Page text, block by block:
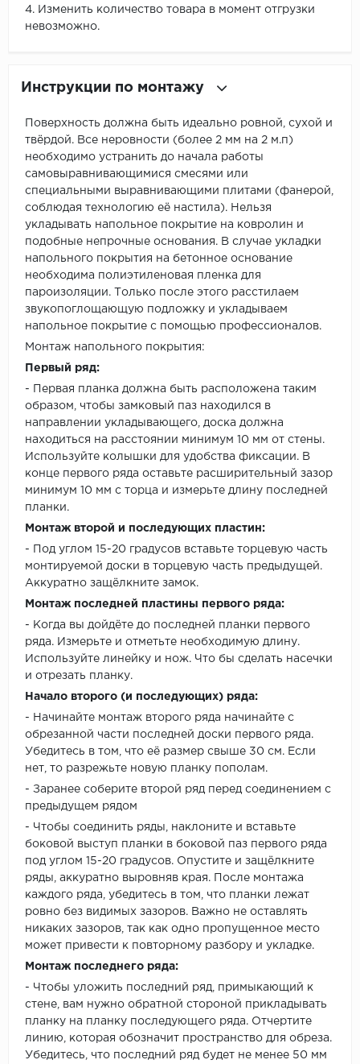
4. Изменить количество товара в момент отгрузки
невозможно.
Инструкции по монтажу
Поверхность должна быть идеально ровной, сухой и
твёрдой. Все неровности (более 2 мм на 2 м.п)
необходимо устранить до начала работы
самовыравнивающимися смесями или
специальными выравнивающими плитами (фанерой,
соблюдая технологию её настила). Нельзя
укладывать напольное покрытие на ковролин и
подобные непрочные основания. В случае укладки
напольного покрытия на бетонное основание
необходима полиэтиленовая пленка для
пароизоляции. Только после этого расстилаем
звукопоглощающую подложку и укладываем
напольное покрытие с помощью профессионалов.
Монтаж напольного покрытия:
Первый ряд:
- Первая планка должна быть расположена таким
образом, чтобы замковый паз находился в
направлении укладывающего, доска должна
находиться на расстоянии минимум 10 мм от стены.
Используйте колышки для удобства фиксации. В
конце первого ряда оставьте расширительный зазор
минимум 10 мм с торца и измерьте длину последней
планки.
Монтаж второй и последующих пластин:
- Под углом 15-20 градусов вставьте торцевую часть
монтируемой доски в торцевую часть предыдущей.
Аккуратно защёлкните замок.
Монтаж последней пластины первого ряда:
- Когда вы дойдёте до последней планки первого
ряда. Измерьте и отметьте необходимую длину.
Используйте линейку и нож. Что бы сделать насечки
и отрезать планку.
Начало второго (и последующих) ряда:
- Начинайте монтаж второго ряда начинайте с
обрезанной части последней доски первого ряда.
Убедитесь в том, что её размер свыше 30 см. Если
нет, то разрежьте новую планку пополам.
- Заранее соберите второй ряд перед соединением с
предыдущем рядом
- Чтобы соединить ряды, наклоните и вставьте
боковой выступ планки в боковой паз первого ряда
под углом 15-20 градусов. Опустите и защёлкните
ряды, аккуратно выровняв края. После монтажа
каждого ряда, убедитесь в том, что планки лежат
ровно без видимых зазоров. Важно не оставлять
никаких зазоров, так как одно пропущенное место
может привести к повторному разбору и укладке.
Монтаж последнего ряда:
- Чтобы уложить последний ряд, примыкающий к
стене, вам нужно обратной стороной прикладывать
планку на планку последующего ряда. Отчертите
линию, которая обозначит пространство для обреза.
Убедитесь, что последний ряд будет не менее 50 мм